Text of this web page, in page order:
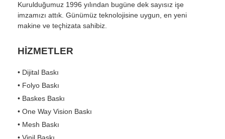
Kurulduğumuz 1996 yılından bugüne dek sayısız işe
imzamızı attık. Günümüz teknolojisine uygun, en yeni
makine ve teçhizata sahibiz.
HİZMETLER
• Dijital Baskı
• Folyo Baskı
• Baskes Baskı
• One Way Vision Baskı
• Mesh Baskı